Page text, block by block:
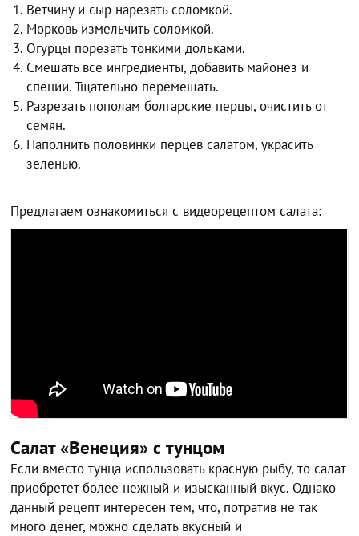
Ветчину и сыр нарезать соломкой.
Морковь измельчить соломкой.
Огурцы порезать тонкими дольками.
Смешать все ингредиенты, добавить майонез и
специи. Тщательно перемешать.
Разрезать пополам болгарские перцы, очистить от
семян.
Наполнить половинки перцев салатом, украсить
зеленью.
Предлагаем ознакомиться с видеорецептом салата:
Салат «Венеция» с тунцом
Если вместо тунца использовать красную рыбу, то салат
приобретет более нежный и изысканный вкус. Однако
данный рецепт интересен тем, что, потратив не так
много денег, можно сделать вкусный и